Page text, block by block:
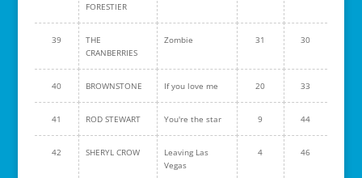
FORESTIER
39
THE
CRANBERRIES
Zombie 31 30
40 BROWNSTONE If you love me 20 33
41 ROD STEWART You're the star 9 44
42 SHERYL CROW
Leaving Las
Vegas
4 46